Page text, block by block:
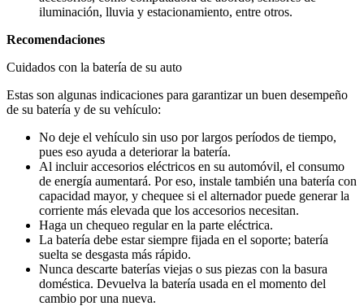
iluminación, lluvia y estacionamiento, entre otros.
Recomendaciones
Cuidados con la batería de su auto
Estas son algunas indicaciones para garantizar un buen desempeño
de su batería y de su vehículo:
No deje el vehículo sin uso por largos períodos de tiempo,
pues eso ayuda a deteriorar la batería.
Al incluir accesorios eléctricos en su automóvil, el consumo
de energía aumentará. Por eso, instale también una batería con
capacidad mayor, y chequee si el alternador puede generar la
corriente más elevada que los accesorios necesitan.
Haga un chequeo regular en la parte eléctrica.
La batería debe estar siempre fijada en el soporte; batería
suelta se desgasta más rápido.
Nunca descarte baterías viejas o sus piezas con la basura
doméstica. Devuelva la batería usada en el momento del
cambio por una nueva.